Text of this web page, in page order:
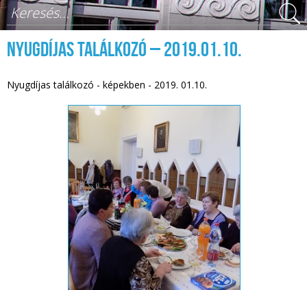
Keresés űrlap
Nyugdíjas találkozó – 2019.01.10.
Nyugdíjas találkozó - képekben - 2019. 01.10.